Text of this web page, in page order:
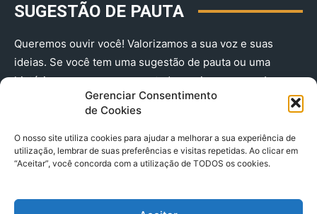
Gerenciar Consentimento
de Cookies
O nosso site utiliza cookies para ajudar a melhorar a sua experiência de
utilização, lembrar de suas preferências e visitas repetidas. Ao clicar em
“Aceitar”, você concorda com a utilização de TODOS os cookies.
SUGESTÃO DE PAUTA
Queremos ouvir você! Valorizamos a sua voz e suas
ideias. Se você tem uma sugestão de pauta ou uma
história que merece ser contada, envie-nos agora!
(91) 98224 - 3111